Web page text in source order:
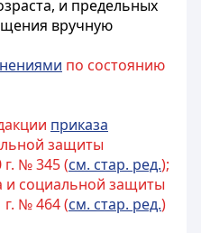
и предельных
вручную
по состоянию
приказа
защиты
г. № 345 (см. стар. ред.);
и социальной защиты
г. № 464 (см. стар. ред.)